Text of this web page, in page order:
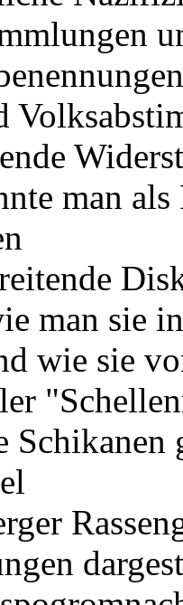
man
man sie
wie sie